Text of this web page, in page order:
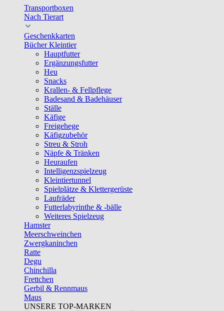
Transportboxen
Nach Tierart
Geschenkkarten
Bücher Kleintier
Hauptfutter
Ergänzungsfutter
Heu
Snacks
Krallen- & Fellpflege
Badesand & Badehäuser
Ställe
Käfige
Freigehege
Käfigzubehör
Streu & Stroh
Näpfe & Tränken
Heuraufen
Intelligenzspielzeug
Kleintiertunnel
Spielplätze & Klettergerüste
Laufräder
Futterlabyrinthe & -bälle
Weiteres Spielzeug
Hamster
Meerschweinchen
Zwergkaninchen
Ratte
Degu
Chinchilla
Frettchen
Gerbil & Rennmaus
Maus
UNSERE TOP-MARKEN